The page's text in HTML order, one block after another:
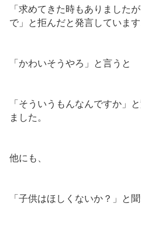
「求めてきた時もありました
で」と拒んだと発言しています
「かわいそうやろ」と言うと
「そういうもんなんですか」
ました。
他にも、
「子供はほしくないか？」と聞